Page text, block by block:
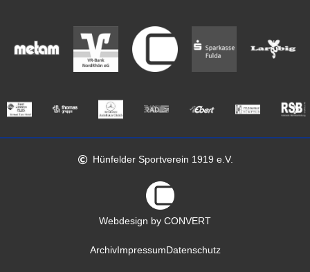
Hünfelder Sportverein 1919 e.V.
Webdesign by CONVERT
ArchivImpressum Datenschutz